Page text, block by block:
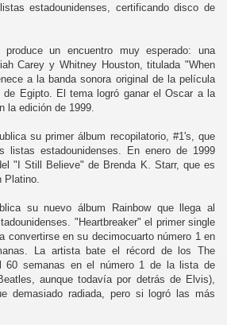
estadounidenses, certificando disco de
un encuentro muy esperado: una
Carey y Whitney Houston, titulada "When
a la banda sonora original de la película
Egipto. El tema logró ganar el Oscar a la
la edición de 1999.
su primer álbum recopilatorio, #1's, que
listas estadounidenses. En enero de 1999
"I Still Believe" de Brenda K. Starr, que es
Platino.
su nuevo álbum Rainbow que llega al
"Heartbreaker" el primer single
convertirse en su decimocuarto número 1 en
La artista bate el récord de los The
60 semanas en el número 1 de la lista de
aunque todavía por detrás de Elvis),
demasiado radiada, pero si logró las más